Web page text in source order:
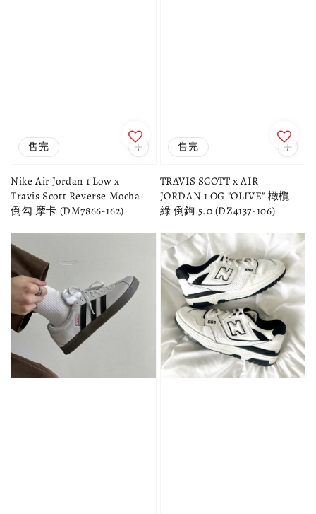
售完
Nike Air Jordan 1 Low x
Travis Scott Reverse Mocha
倒勾 摩卡 (DM7866-162)
售完
TRAVIS SCOTT x AIR
JORDAN 1 OG "OLIVE" 橄欖
綠 倒鉤 5.0 (DZ4137-106)